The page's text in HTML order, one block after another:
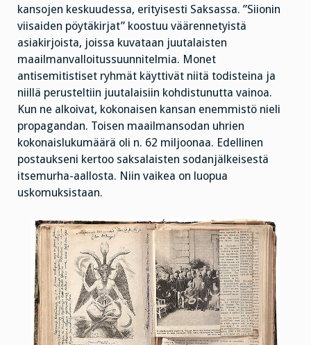
kansojen keskuudessa, erityisesti Saksassa. ”Siionin
viisaiden pöytäkirjat” koostuu väärennetyistä
asiakirjoista, joissa kuvataan juutalaisten
maailmanvalloitussuunnitelmia. Monet
antisemitistiset ryhmät käyttivät niitä todisteina ja
niillä perusteltiin juutalaisiin kohdistunutta vainoa.
Kun ne alkoivat, kokonaisen kansan enemmistö nieli
propagandan. Toisen maailmansodan uhrien
kokonaislukumäärä oli n. 62 miljoonaa. Edellinen
postaukseni kertoo saksalaisten sodanjälkeisestä
itsemurha-aallosta. Niin vaikea on luopua
uskomuksistaan.